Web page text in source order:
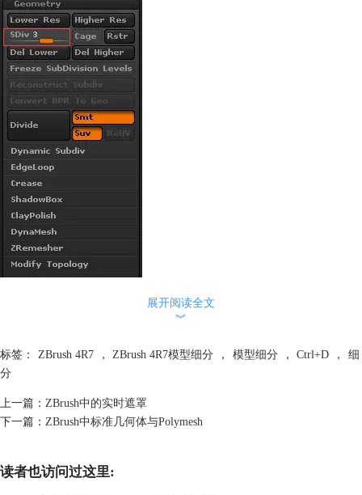
细分时，一个四边形网格经被分割为4个网格，所以每增加一级细分，总
体的网格数量就会增加4倍。
1. 通过顶部工具架右侧的ActivePoints（活动点数）和PotalPoints（合计点
数）数值来查看当前模型的网格数量。如果屏幕分辨率不足以显示顶部工
令中找到，如图所示。
展开阅读全文
︾
标签： ZBrush 4R7 ， ZBrush 4R7模型细分 ， 模型细分 ， Ctrl+D ，
细
分
上一篇： ZBrush中的实时遮罩
下一篇： ZBrush中标准几何体与Polymesh
读者也访问过这里: